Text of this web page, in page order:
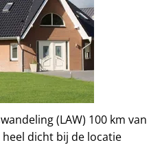
(LAW) 100 km van
dicht bij de locatie